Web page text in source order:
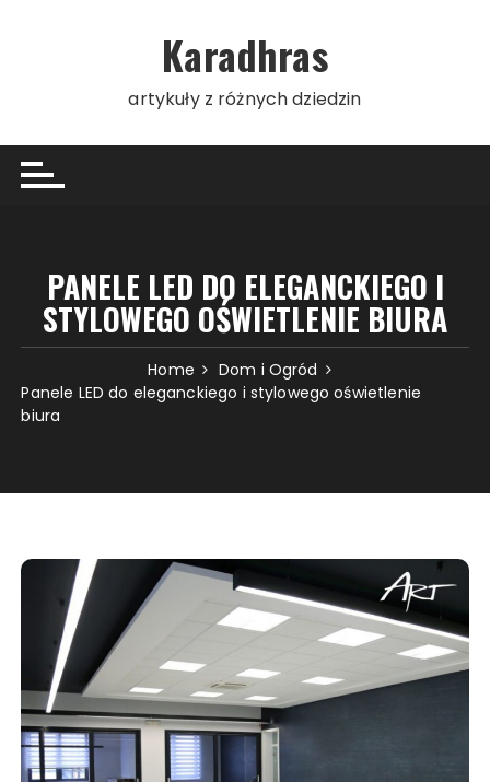
Karadhras
artykuły z różnych dziedzin
PANELE LED DO ELEGANCKIEGO I
STYLOWEGO OŚWIETLENIE BIURA
Home
Dom i Ogród
Panele LED do eleganckiego i stylowego oświetlenie
biura